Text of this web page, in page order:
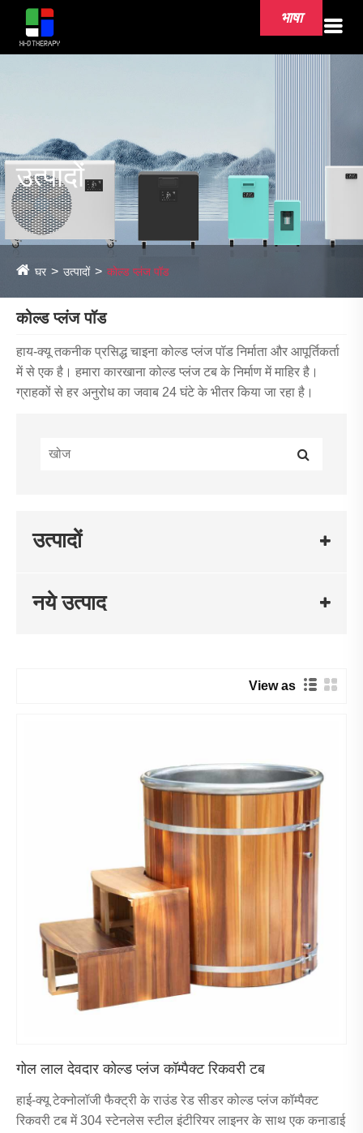
भाषा
उत्पादों
घर उत्पादों कोल्ड प्लंज पॉड
कोल्ड प्लंज पॉड
हाय-क्यू तकनीक प्रसिद्ध चाइना कोल्ड प्लंज पॉड निर्माता और आपूर्तिकर्ता
में से एक है। हमारा कारखाना कोल्ड प्लंज टब के निर्माण में माहिर है।
ग्राहकों से हर अनुरोध का जवाब 24 घंटे के भीतर किया जा रहा है।
उत्पादों
नये उत्पाद
View as
गोल लाल देवदार कोल्ड प्लंज कॉम्पैक्ट रिकवरी टब
हाई-क्यू टेक्नोलॉजी फैक्ट्री के राउंड रेड सीडर कोल्ड प्लंज कॉम्पैक्ट
रिकवरी टब में 304 स्टेनलेस स्टील इंटीरियर लाइनर के साथ एक कनाडाई